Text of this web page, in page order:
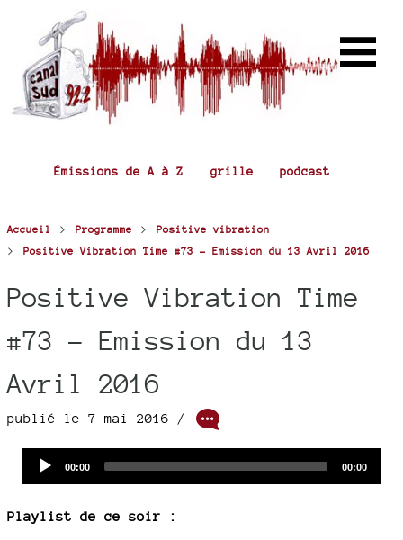
Émissions de A à Z grille podcast
Accueil > Programme > Positive vibration
> Positive Vibration Time #73 - Emission du 13 Avril 2016
Positive Vibration Time
#73 - Emission du 13
Avril 2016
publié le 7 mai 2016 /
Current
00:00
Total
00:00
Playlist de ce soir :